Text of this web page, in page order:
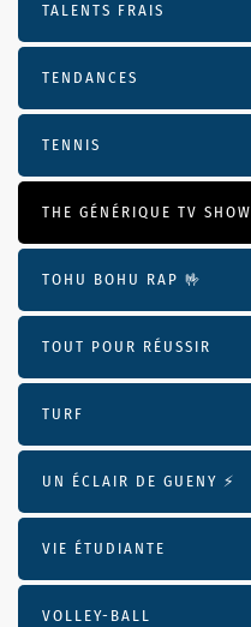
TALENTS FRAIS
TENDANCES
TENNIS
THE GÉNÉRIQUE TV SHOW
TOHU BOHU RAP 🤟
TOUT POUR RÉUSSIR
TURF
UN ÉCLAIR DE GUENY ⚡️
VIE ÉTUDIANTE
VOLLEY-BALL